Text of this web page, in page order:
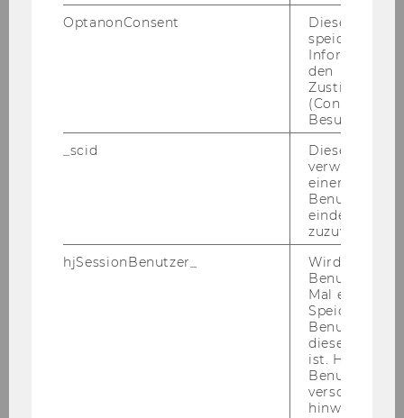
Volkswirtschaft
Wirtschaft - Umwelt - Politik
OptanonConsent
Dieses Cookie
speichert
den
(Consent)
Besuchers.
_scid
Dieses
verwendet,
einem/einer
Benutzer*in
eindeutige ID
zuzuweisen
hjSessionBenutzer_
Wird gesetzt,
Benutzer
Mal eine
Speichert die
Benutzer-ID,
diese Seite
ist. Hotjar
Benutzer
verschiedene
hinweg.Stellt